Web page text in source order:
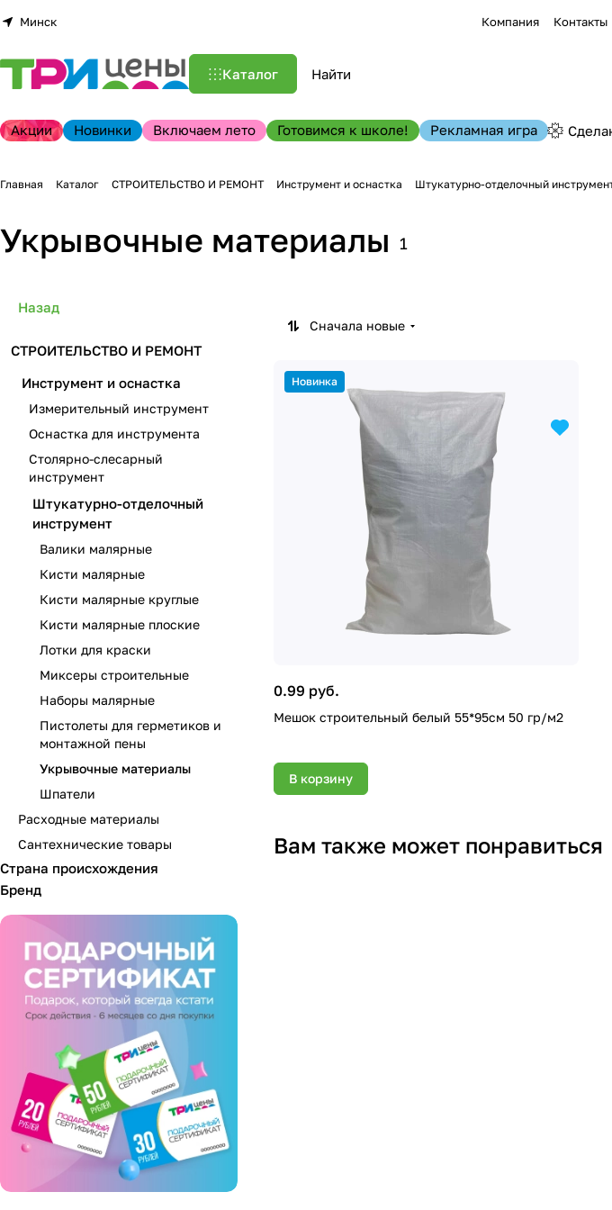
Минск Компания Контакты
Каталог
Акции Новинки Включаем лето Готовимся к школе! Рекламная игра
Главная Каталог СТРОИТЕЛЬСТВО И РЕМОНТ Инструмент и оснастка Штукатурно-отделочный
Укрывочные материалы 1
Сначала новые
Новинка
0.99 руб.
Мешок строительный белый 55*95см 50 гр/м2
В корзину
Вам также может понравиться
Назад
СТРОИТЕЛЬСТВО И РЕМОНТ
Инструмент и оснастка
Измерительный инструмент
Оснастка для инструмента
Столярно-слесарный
инструмент
Штукатурно-отделочный
инструмент
Валики малярные
Кисти малярные
Кисти малярные круглые
Кисти малярные плоские
Лотки для краски
Миксеры строительные
Наборы малярные
Пистолеты для герметиков и
монтажной пены
Укрывочные материалы
Шпатели
Расходные материалы
Сантехнические товары
Страна происхождения
Бренд